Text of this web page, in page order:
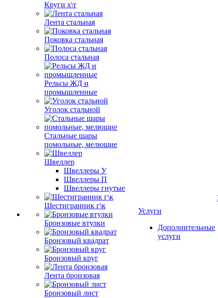
Круги х\т
Лента стальная
Поковка стальная
Полоса стальная
Рельсы ЖД и
промышленные
Уголок стальной
Стальные шары
помольные, мелющие
Швеллер
Швеллеры У
Швеллеры П
Швеллеры гнутые
Шестигранник г\к
Бронзовые втулки
Бронзовый квадрат
Бронзовый круг
Лента бронзовая
Бронзовый лист
Услуги
Дополнительные
услуги